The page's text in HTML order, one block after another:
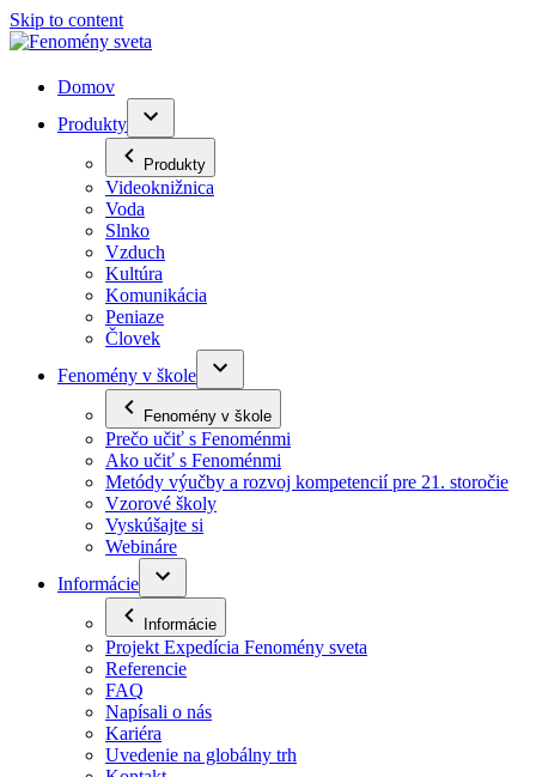
Skip to content
Domov
Produkty
Produkty
Videoknižnica
Voda
Slnko
Vzduch
Kultúra
Komunikácia
Peniaze
Človek
Fenomény v škole
Fenomény v škole
Prečo učiť s Fenoménmi
Ako učiť s Fenoménmi
Metódy výučby a rozvoj kompetencií pre 21. storočie
Vzorové školy
Vyskúšajte si
Webináre
Informácie
Informácie
Projekt Expedícia Fenomény sveta
Referencie
FAQ
Napísali o nás
Kariéra
Uvedenie na globálny trh